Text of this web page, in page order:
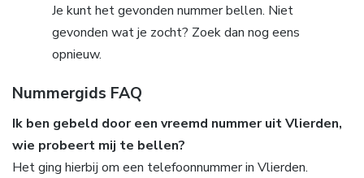
Je kunt het gevonden nummer bellen. Niet
gevonden wat je zocht? Zoek dan nog eens
opnieuw.
Nummergids FAQ
Ik ben gebeld door een vreemd nummer uit Vlierden,
wie probeert mij te bellen?
Het ging hierbij om een telefoonnummer in Vlierden.